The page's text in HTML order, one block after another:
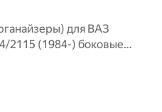
для ВАЗ
2115 (1984-) боковые